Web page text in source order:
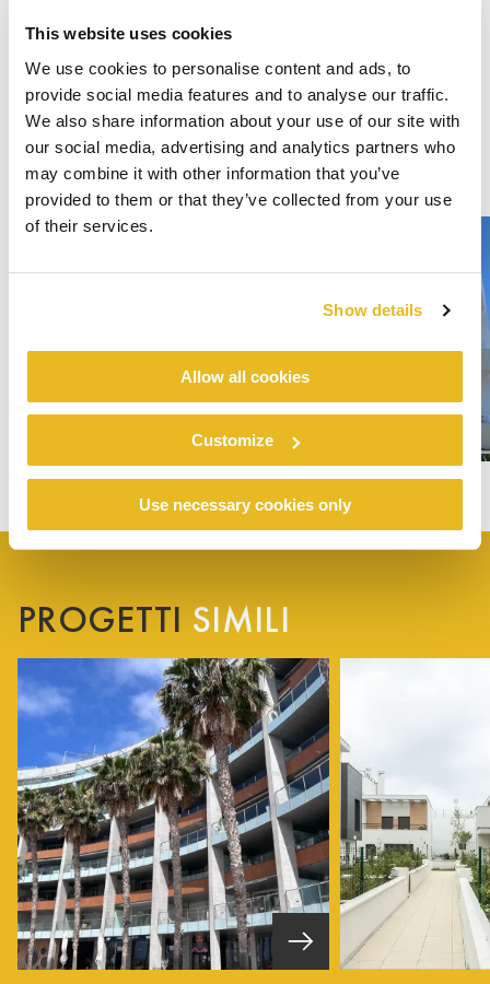
This website uses cookies
We use cookies to personalise content and ads, to
provide social media features and to analyse our traffic.
We also share information about your use of our site with
our social media, advertising and analytics partners who
may combine it with other information that you’ve
provided to them or that they’ve collected from your use
of their services.
Show details
Allow all cookies
Customize
Use necessary cookies only
PROGETTI SIMILI